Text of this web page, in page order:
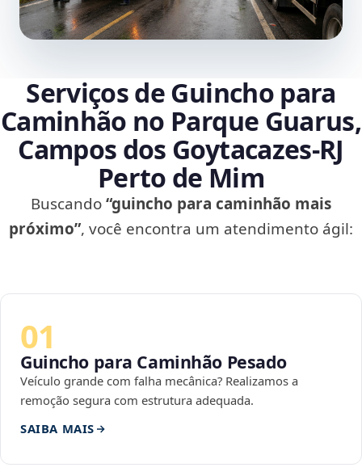
Serviços de Guincho para
Caminhão no Parque Guarus,
Campos dos Goytacazes‑RJ
Perto de Mim
Buscando“guincho para caminhão mais
próximo”, você encontra um atendimento ágil:
01
Guincho para Caminhão Pesado
Veículo grande com falha mecânica? Realizamos a
remoção segura com estrutura adequada.
SAIBA MAIS